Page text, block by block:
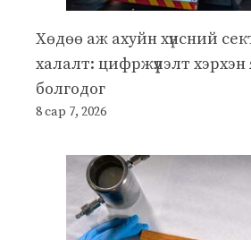
Хөдөө аж ахуйн хүнсний
халалт: цифржүүлэлт
болгодог
8 сар 7, 2026